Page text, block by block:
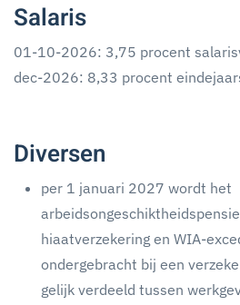
Salaris
01-10-2026: 3,75 procent
dec-2026: 8,33 procent
Diversen
per 1 januari 2027 wordt het
hiaatverzekering en WIA-
ondergebracht bij een
gelijk verdeeld tussen